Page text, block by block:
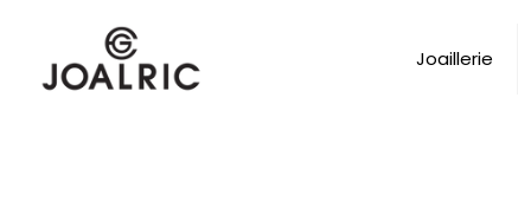
Joaillerie